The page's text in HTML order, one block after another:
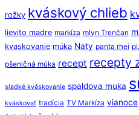
rožky kváskový chlieb
lievito madre markíza mlyn Trenčan
kvaskovanie múka Naty panta rhei
pšeničná múka recept recepty
sladké kváskovanie spaldova muka
kváskovať tradícia TV Markíza vianoce